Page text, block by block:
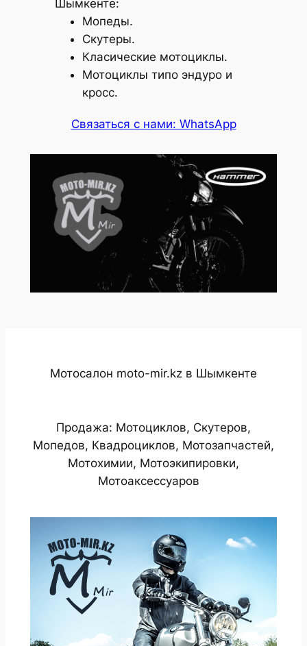
Шымкенте:
Мопеды.
Скутеры.
Класические мотоциклы.
Мотоциклы типо эндуро и
кросс.
Связаться с нами: WhatsApp
Мотосалон moto-mir.kz в Шымкенте
Продажа: Мотоциклов, Скутеров,
Мопедов, Квадроциклов, Мотозапчастей,
Мотохимии, Мотоэкипировки,
Мотоаксессуаров